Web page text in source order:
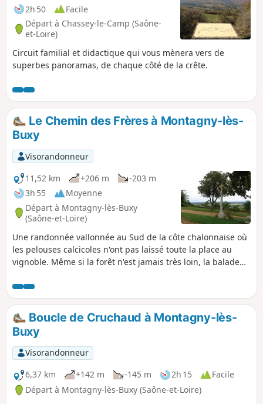
2h 50
Facile
Départ à Chassey-le-Camp (Saône-
et-Loire)
Circuit familial et didactique qui vous mènera vers de
superbes panoramas, de chaque côté de la crête.
Le Chemin des Frères à Montagny-lès-
Buxy
Visorandonneur
11,52 km
+206 m
-203 m
3h 55
Moyenne
Départ à Montagny-lès-Buxy
(Saône-et-Loire)
Une randonnée vallonnée au Sud de la côte chalonnaise où
les pelouses calcicoles n'ont pas laissé toute la place au
vignoble. Même si la forêt n'est jamais très loin, la balade
parcours.
Boucle de Cruchaud à Montagny-lès-
Buxy
Visorandonneur
6,37 km
+142 m -145 m 2h 15
Facile
Départ à Montagny-lès-Buxy (Saône-et-Loire)